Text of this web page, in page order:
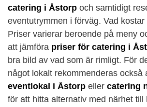
catering i Åstorp och samtidigt
eventutrymmen i förväg. Vad
Priser varierar beroende på meny
att jämföra priser för catering i
bra bild av vad som är rimligt. För
något lokalt rekommenderas också
eventlokal i Åstorp eller catering
för att hitta alternativ med närhet till